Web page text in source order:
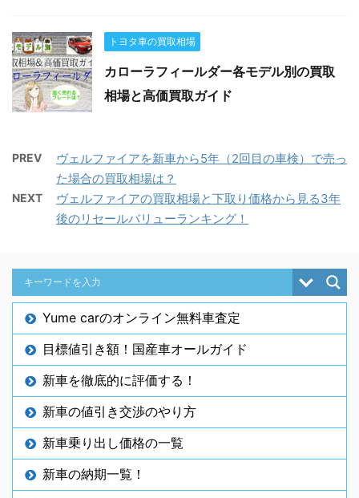
トヨタ車の買取相場
カローラフィールダー各モデル別の買取
相場と高価買取ガイド
PREV
ヴェルファイアを新車から5年（2回目の車検）で売っ
た場合の買取相場は？
NEXT
ヴェルファイアの買取相場と下取り価格から見る3年
後のリセールバリューランキング！
Yume carのオンライン無料車査定
目標値引き額！国産車オールガイド
新車を徹底的に評価する！
新車の値引き交渉のやり方
新車乗り出し価格の一覧
新車の納期一覧！